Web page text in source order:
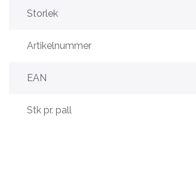
Storlek
Artikelnummer
EAN
Stk pr. pall